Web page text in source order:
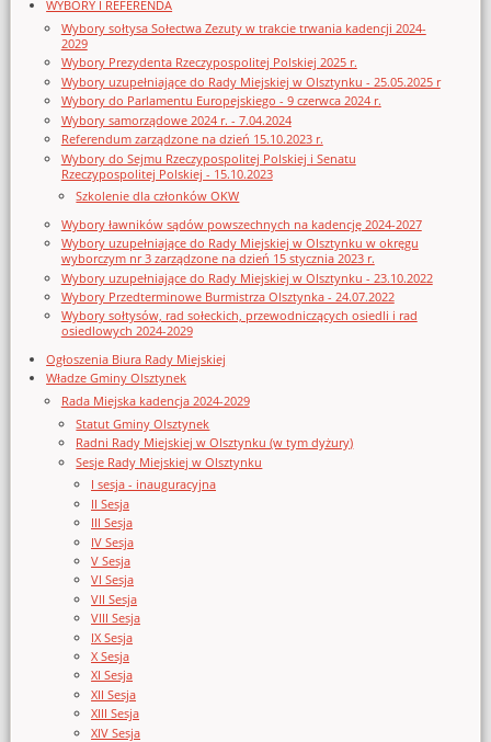
WYBORY I REFERENDA
Wybory sołtysa Sołectwa Zezuty w trakcie trwania kadencji 2024-
2029
Wybory Prezydenta Rzeczypospolitej Polskiej 2025 r.
Wybory uzupełniające do Rady Miejskiej w Olsztynku - 25.05.2025 r
Wybory do Parlamentu Europejskiego - 9 czerwca 2024 r.
Wybory samorządowe 2024 r. - 7.04.2024
Referendum zarządzone na dzień 15.10.2023 r.
Wybory do Sejmu Rzeczypospolitej Polskiej i Senatu
Rzeczypospolitej Polskiej - 15.10.2023
Szkolenie dla członków OKW
Wybory ławników sądów powszechnych na kadencję 2024-2027
Wybory uzupełniające do Rady Miejskiej w Olsztynku w okręgu
wyborczym nr 3 zarządzone na dzień 15 stycznia 2023 r.
Wybory uzupełniające do Rady Miejskiej w Olsztynku - 23.10.2022
Wybory Przedterminowe Burmistrza Olsztynka - 24.07.2022
Wybory sołtysów, rad sołeckich, przewodniczących osiedli i rad
osiedlowych 2024-2029
Ogłoszenia Biura Rady Miejskiej
Władze Gminy Olsztynek
Rada Miejska kadencja 2024-2029
Statut Gminy Olsztynek
Radni Rady Miejskiej w Olsztynku (w tym dyżury)
Sesje Rady Miejskiej w Olsztynku
I sesja - inauguracyjna
II Sesja
III Sesja
IV Sesja
V Sesja
VI Sesja
VII Sesja
VIII Sesja
IX Sesja
X Sesja
XI Sesja
XII Sesja
XIII Sesja
XIV Sesja